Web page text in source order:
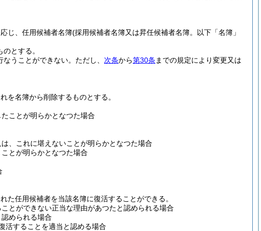
じ、任用候補者名簿(採用候補者名簿又は昇任候補者名簿。以下「名簿」
とする。
うことができない。 ただし、 次条から第30条 までの規定により変更又は
を名簿から削除するものとする。
ことが明らかとなつた場合
、これに堪えないことが明らかとなつた場合
とが明らかとなつた場合
た任用候補者を当該名簿に復活することができる。
とができない正当な理由があつたと認められる場合
められる場合
活することを適当と認める場合